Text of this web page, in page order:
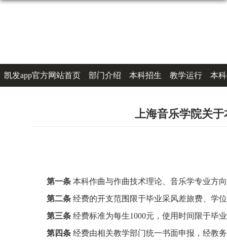
凯发app官方网站首页 部门介绍 本科招生 教学运行 本
上海音乐学院关
第一条 本科作曲与作曲技术理论、音乐学专业方
第二条 经费的开支范围限于毕业采风差旅费、学
第三条 经费标准为每生1000元，使用时间限于毕
第四条 经费由相关教学部门统一书面申报，经教